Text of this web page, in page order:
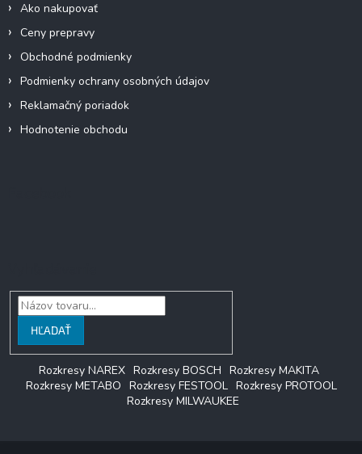
Ako nakupovať
Ceny prepravy
Obchodné podmienky
Podmienky ochrany osobných údajov
Reklamačný poriadok
Hodnotenie obchodu
HĽADAŤ
Rozkresy NAREX Rozkresy BOSCH Rozkresy MAKITA
Rozkresy METABO Rozkresy FESTOOL Rozkresy PROTOOL
Rozkresy MILWAUKEE